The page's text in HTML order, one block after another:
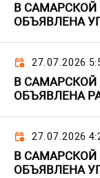
В САМАРСКОЙ
ОБЪЯВЛЕНА
27.07.2026
В САМАРСКОЙ
ОБЪЯВЛЕНА
27.07.2026
В САМАРСКОЙ
ОБЪЯВЛЕНА